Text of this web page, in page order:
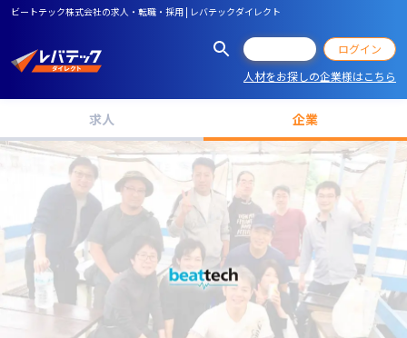
ビートテック株式会社の求人・転職・採用 | レバテックダイレクト
ログイン
人材をお探しの企業様はこちら
求人 企業